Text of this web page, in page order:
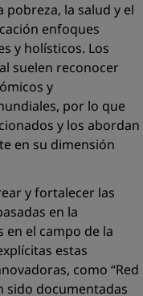
la salud y el
enfoques
y holísticos. Los
suelen reconocer
y
por lo que
y los abordan
en su dimensión
y fortalecer las
en la
en el campo de la
estas
como “Red
sido documentadas